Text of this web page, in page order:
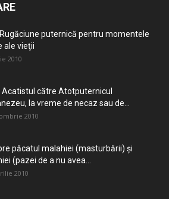
puternică pentru momentele
ale vieţii
2010
către Atotputernicul
la vreme de necaz sau de...
2010
păcatul malahiei (masturbării) şi
(pazei de a nu avea...
2010